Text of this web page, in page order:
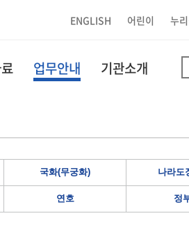
ENGLISH 어린이 누
업무안내 기관소개
국화(무궁화) 나라도
연호 정